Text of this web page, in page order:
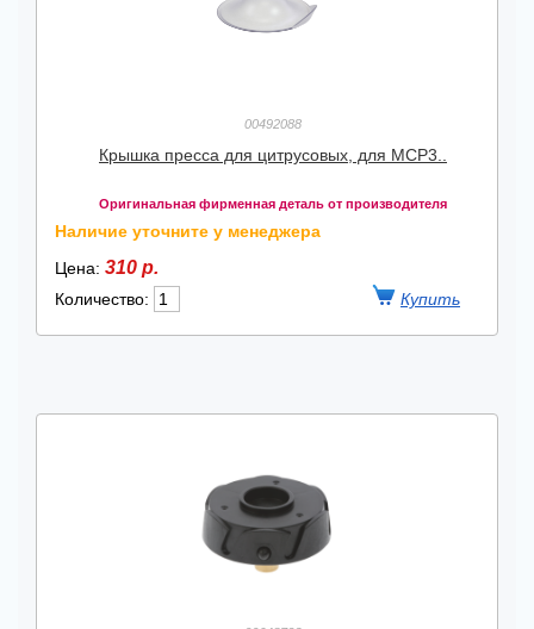
00492088
Крышка пресса для цитрусовых, для MCP3..
Оригинальная фирменная деталь от производителя
Наличие уточните у менеджера
Цена: 310 р.
Количество: